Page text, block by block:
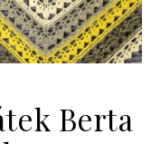
Berta